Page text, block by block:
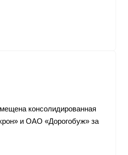
консолидированная
и ОАО «Дорогобуж» за